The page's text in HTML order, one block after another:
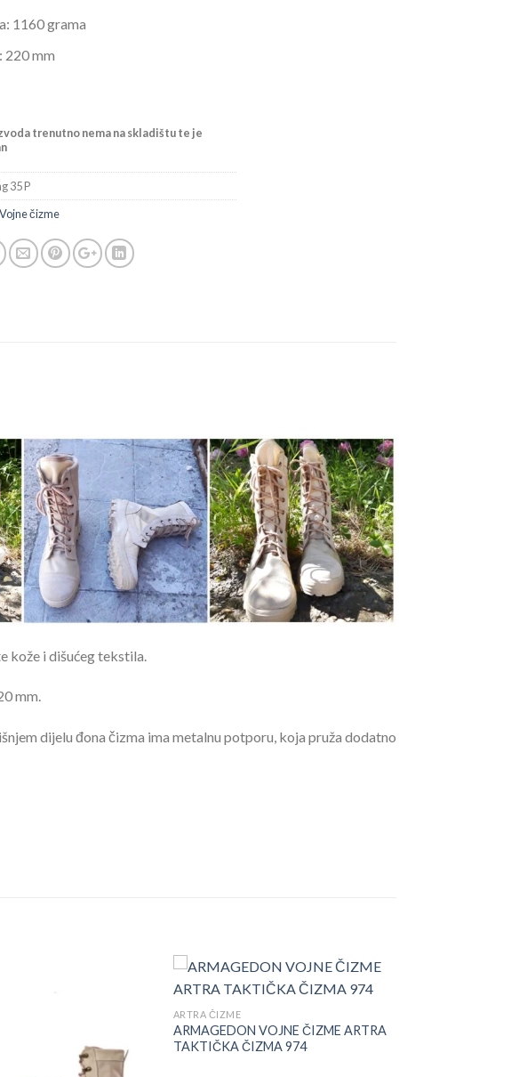
1160 grama
220 mm
trenutno nema na skladištu te je
35 P
Vojne čizme
kože i dišućeg tekstila.
mm.
dijelu đona čizma ima metalnu potporu, koja pruža dodatno
ARTRA ČIZME
ARMAGEDON VOJNE ČIZME ARTRA
TAKTIČKA ČIZMA 974